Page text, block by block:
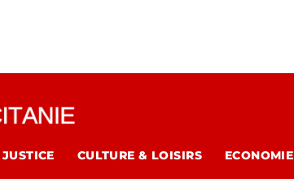
CULTURE & LOISIRS ECONOMIE